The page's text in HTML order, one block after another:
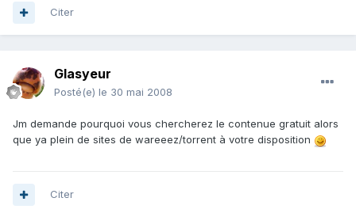
Citer
Glasyeur
Posté(e) le 30 mai 2008
Jm demande pourquoi vous chercherez le contenue gratuit alors
que ya plein de sites de wareeez/torrent à votre disposition
Citer